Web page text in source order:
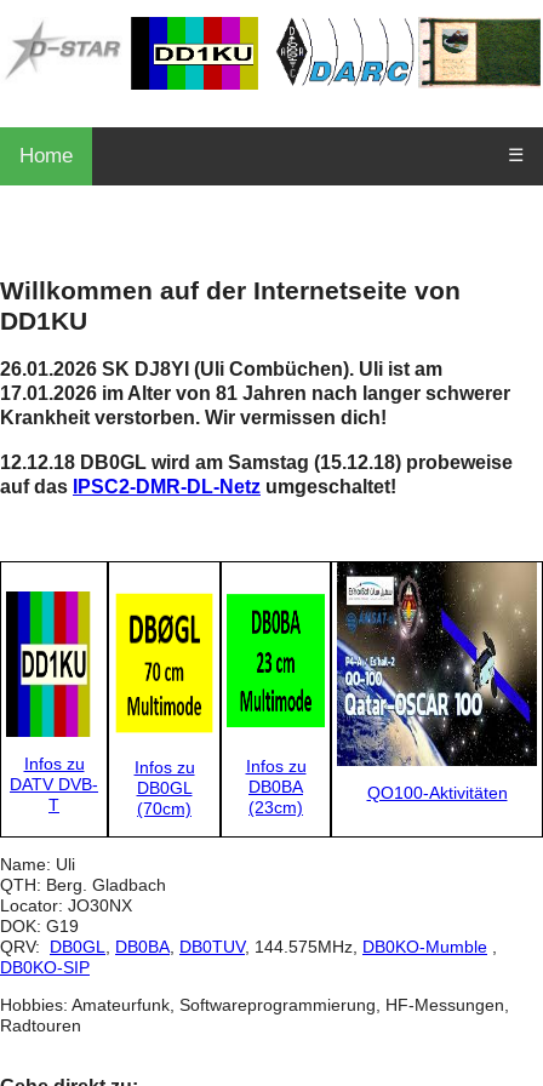
Home ☰
Willkommen auf der Internetseite von
DD1KU
26.01.2026 SK DJ8YI (Uli Combüchen). Uli ist am
17.01.2026 im Alter von 81 Jahren nach langer schwerer
Krankheit verstorben. Wir vermissen dich!
12.12.18 DB0GL wird am Samstag (15.12.18) probeweise
auf das IPSC2-DMR-DL-Netz umgeschaltet!
Infos zu
DATV DVB-
T
Infos zu
DB0GL
(70cm)
Infos zu
DB0BA
(23cm)
QO100-Aktivitäten
Name: Uli
QTH: Berg. Gladbach
Locator: JO30NX
DOK: G19
QRV: DB0GL, DB0BA, DB0TUV, 144.575MHz, DB0KO-Mumble ,
DB0KO-SIP
Hobbies: Amateurfunk, Softwareprogrammierung, HF-Messungen,
Radtouren